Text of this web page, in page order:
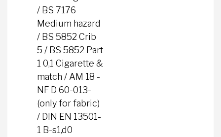
/ BS 7176
Medium hazard
/ BS 5852 Crib
5 / BS 5852 Part
1 0,1 Cigarette &
match / AM 18 -
NF D 60-013-
(only for fabric)
/ DIN EN 13501-
1 B-s1,d0